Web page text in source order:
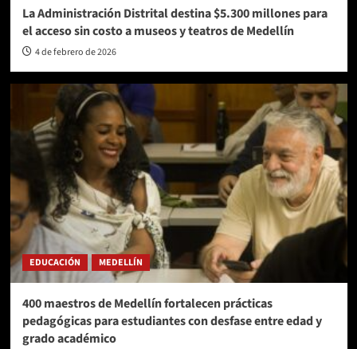
La Administración Distrital destina $5.300 millones para
el acceso sin costo a museos y teatros de Medellín
4 de febrero de 2026
EDUCACIÓN MEDELLÍN
400 maestros de Medellín fortalecen prácticas
pedagógicas para estudiantes con desfase entre edad y
grado académico